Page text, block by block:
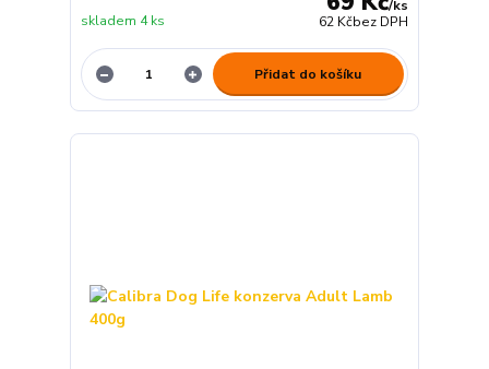
/ks
62 Kčbez DPH
skladem 4 ks
Přidat do košíku